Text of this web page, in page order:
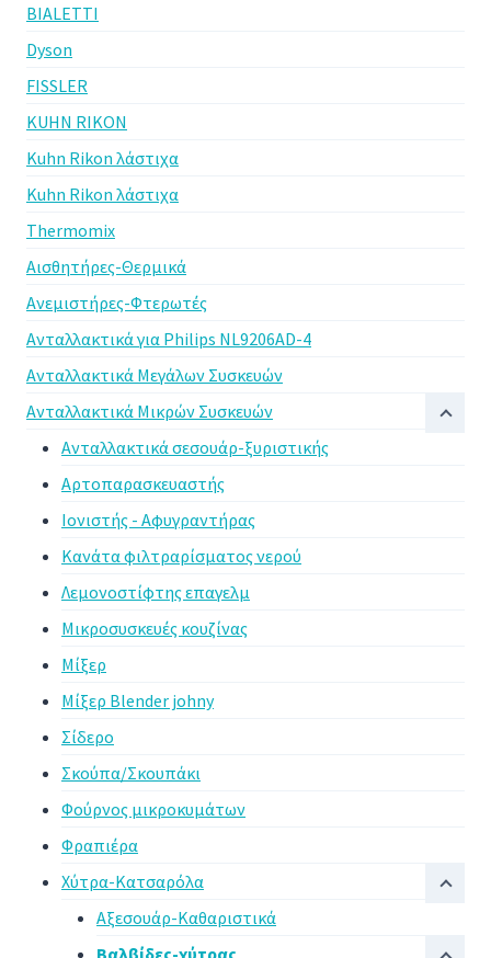
BIALETTI
Dyson
FISSLER
KUHN RIKON
Kuhn Rikon λάστιχα
Kuhn Rikon λάστιχα
Thermomix
Αισθητήρες-Θερμικά
Ανεμιστήρες-Φτερωτές
Ανταλλακτικά για Philips NL9206AD-4
Ανταλλακτικά Μεγάλων Συσκευών
Ανταλλακτικά Μικρών Συσκευών
Ανταλλακτικά σεσουάρ-ξυριστικής
Αρτοπαρασκευαστής
Ιονιστής - Αφυγραντήρας
Κανάτα φιλτραρίσματος νερού
Λεμονοστίφτης επαγελμ
Μικροσυσκευές κουζίνας
Μίξερ
Μίξερ Blender johny
Σίδερο
Σκούπα/Σκουπάκι
Φούρνος μικροκυμάτων
Φραπιέρα
Χύτρα-Κατσαρόλα
Αξεσουάρ-Καθαριστικά
Βαλβίδες-χύτρας